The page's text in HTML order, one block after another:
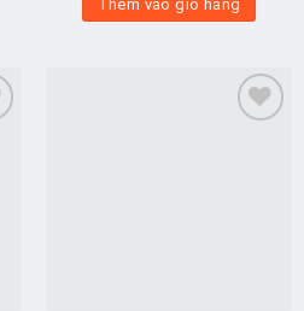
Thêm vào giỏ hàng